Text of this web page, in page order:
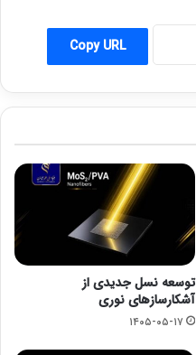
Copy URL
توسعه نسل جدیدی از
آشکارسازهای نوری
۱۴۰۵-۰۵-۱۷